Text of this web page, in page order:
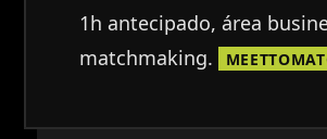
1h antecipado, área
matchmaking.